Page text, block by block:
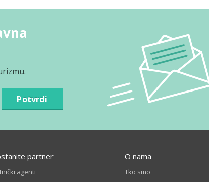
Potvrdi
partner
agenti
O nama
Tko smo